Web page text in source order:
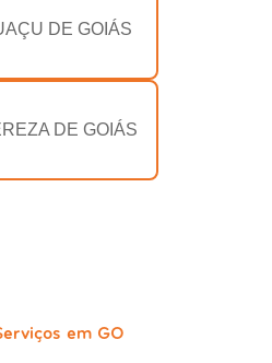
DE GOIÁS
DE GOIÁS
em GO